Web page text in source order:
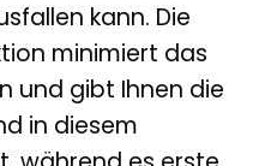
kann. Die
minimiert das
und gibt Ihnen die
in diesem